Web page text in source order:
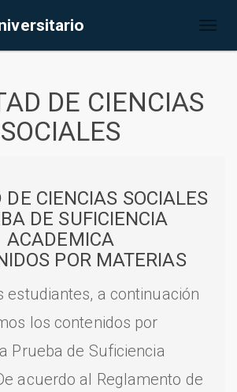
DE CIENCIAS
SOCIALES
DE CIENCIAS SOCIALES
DE SUFICIENCIA
ACADEMICA
POR MATERIAS
estudiantes, a continuación
los contenidos por
Prueba de Suficiencia
acuerdo al Reglamento de